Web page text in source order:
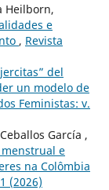
Heilborn,
e
, Revista
del
un modelo de
Feministas: v.
García ,
menstrual e
na Colômbia
(2026)